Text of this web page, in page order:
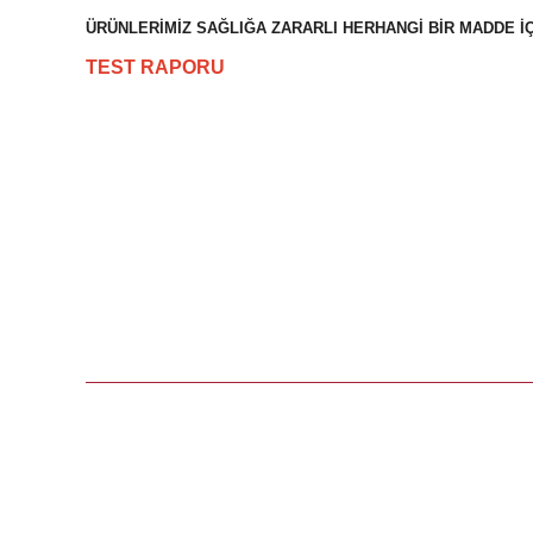
ÜRÜNLERİMİZ SAĞLIĞA ZARARLI HERHANGİ BİR MADDE
TEST RAPORU